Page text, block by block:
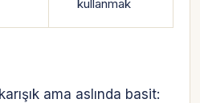
kullanmak
ama aslında basit: